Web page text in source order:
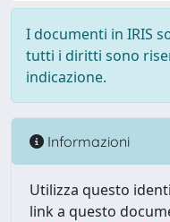
I documenti in IRIS
tutti i diritti sono
indicazione.
Informazioni
Utilizza questo
link a questo